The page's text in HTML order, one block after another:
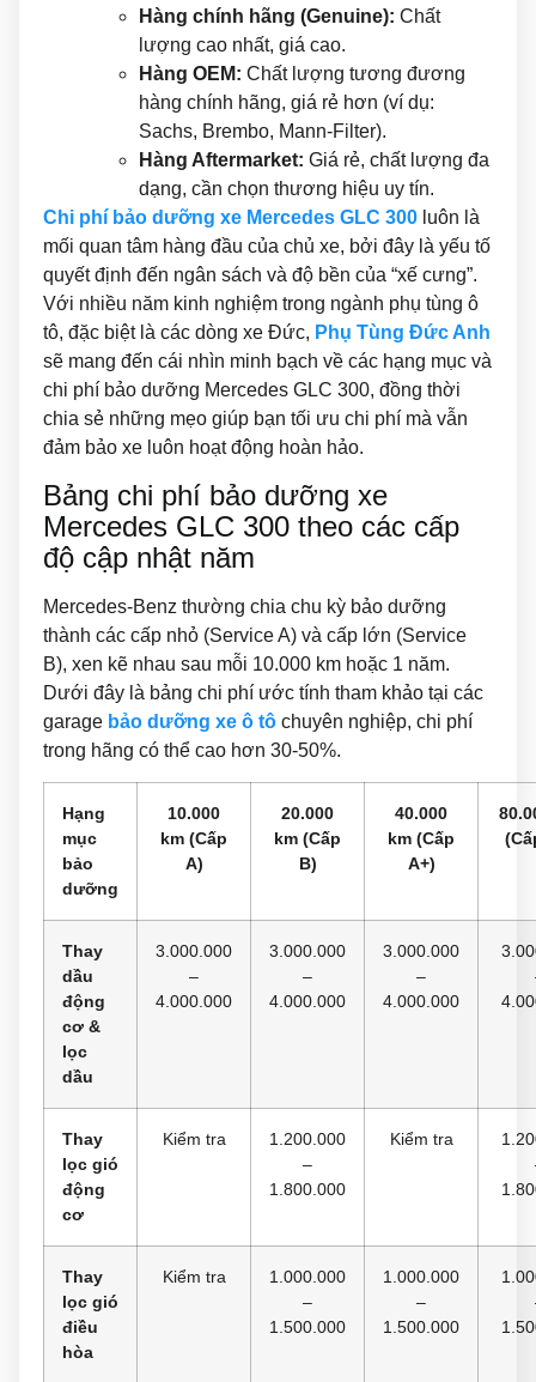
Hàng chính hãng (Genuine): Chất
lượng cao nhất, giá cao.
Hàng OEM: Chất lượng tương đương
hàng chính hãng, giá rẻ hơn (ví dụ:
Sachs, Brembo, Mann-Filter).
Hàng Aftermarket: Giá rẻ, chất lượng đa
dạng, cần chọn thương hiệu uy tín.
Chi phí bảo dưỡng xe Mercedes GLC 300 luôn là
mối quan tâm hàng đầu của chủ xe, bởi đây là yếu tố
quyết định đến ngân sách và độ bền của “xế cưng”.
Với nhiều năm kinh nghiệm trong ngành phụ tùng ô
tô, đặc biệt là các dòng xe Đức, Phụ Tùng Đức Anh
sẽ mang đến cái nhìn minh bạch về các hạng mục và
chi phí bảo dưỡng Mercedes GLC 300, đồng thời
chia sẻ những mẹo giúp bạn tối ưu chi phí mà vẫn
đảm bảo xe luôn hoạt động hoàn hảo.
Bảng chi phí bảo dưỡng xe
Mercedes GLC 300 theo các cấp
độ cập nhật năm
Mercedes-Benz thường chia chu kỳ bảo dưỡng
thành các cấp nhỏ (Service A) và cấp lớn (Service
B), xen kẽ nhau sau mỗi 10.000 km hoặc 1 năm.
Dưới đây là bảng chi phí ước tính tham khảo tại các
garage bảo dưỡng xe ô tô chuyên nghiệp, chi phí
trong hãng có thể cao hơn 30-50%.
Hạng
mục
bảo
dưỡng
10.000
km (Cấp
A)
20.000
km (Cấp
B)
40.000
km (Cấp
A+)
Thay
dầu
động
cơ &
lọc
dầu
3.000.000
–
4.000.000
3.000.000
–
4.000.000
3.000.000
–
4.000.000
Thay
lọc gió
động
cơ
Kiểm tra
1.200.000
–
1.800.000
Kiểm tra
Thay
lọc gió
điều
hòa
Kiểm tra
1.000.000
–
1.500.000
1.000.000
–
1.500.000